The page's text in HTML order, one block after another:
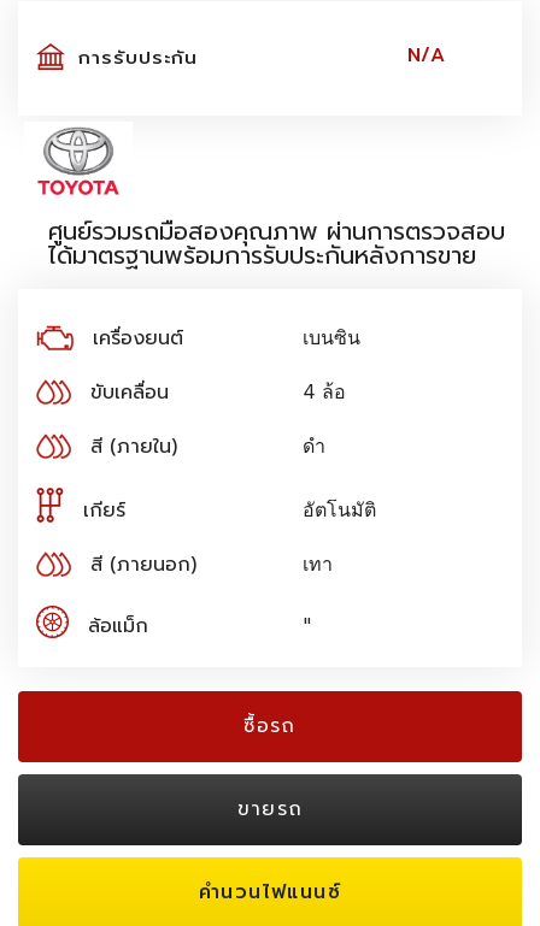
การรับประกัน N/A
ศูนย์รวมรถมือสองคุณภาพ ผ่านการตรวจสอบ
ได้มาตรฐานพร้อมการรับประกันหลังการขาย
เครื่องยนต์ เบนซิน
ขับเคลื่อน 4 ล้อ
สี (ภายใน) ดำ
เกียร์ อัตโนมัติ
สี (ภายนอก) เทา
ล้อแม็ก "
ซื้อรถ
ขายรถ
คำนวนไฟแนนซ์